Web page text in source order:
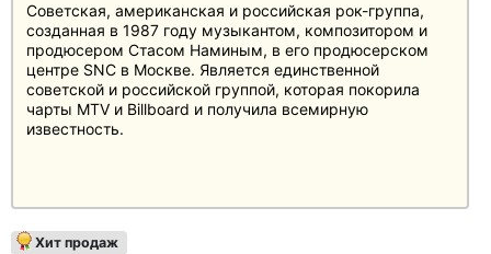
Советская, американская и российская рок-группа,
созданная в 1987 году музыкантом, композитором и
продюсером Стасом Наминым, в его продюсерском
центре SNC в Москве. Является единственной
советской и российской группой, которая покорила
чарты MTV и Billboard и получила всемирную
известность.
Хит продаж